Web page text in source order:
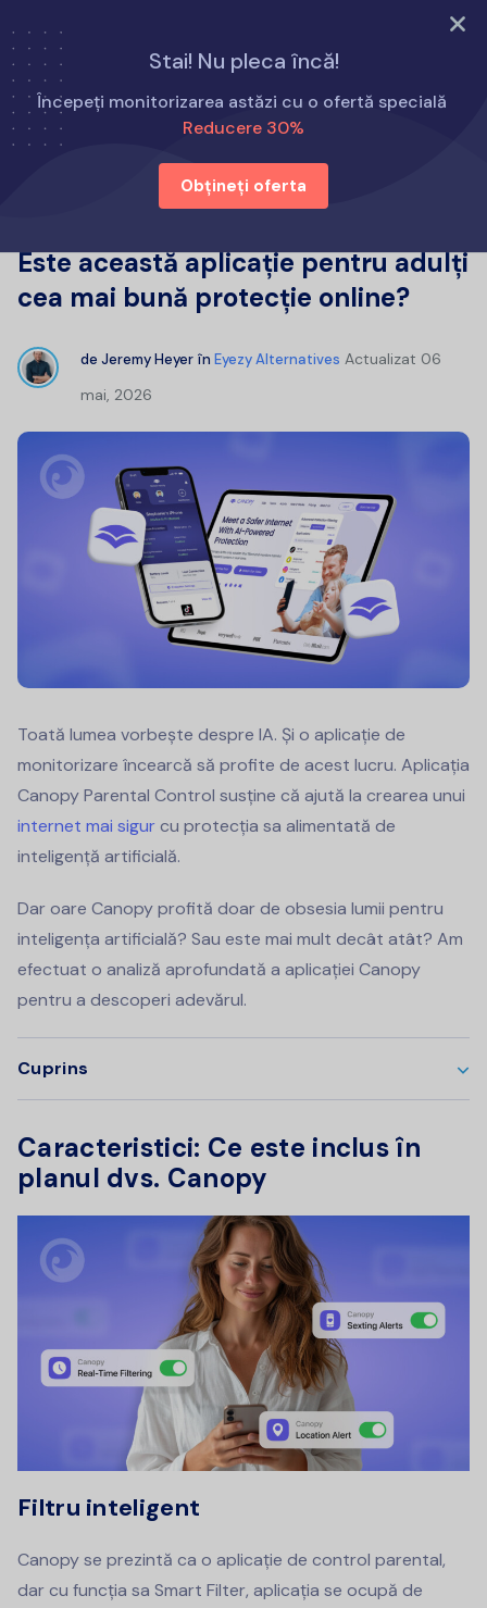
Încearcă acum
Stai! Nu pleca încă!
Începeți monitorizarea astăzi cu o ofertă specială
Reducere 30%
Obțineți oferta
Acasă
Alternative la Eyezy
Recenzii pentru aplicația Canopy: Este această aplicație
pentru adulți cea mai bună protecție online?
Este această aplicație pentru adulți
cea mai bună protecție online?
de Jeremy Heyer în Eyezy Alternatives Actualizat 06
mai, 2026
Toată lumea vorbește despre IA. Și o aplicație de
monitorizare încearcă să profite de acest lucru. Aplicația
Canopy Parental Control susține că ajută la crearea unui
internet mai sigurcu protecția sa alimentată de
inteligență artificială.
Dar oare Canopy profită doar de obsesia lumii pentru
inteligența artificială? Sau este mai mult decât atât? Am
efectuat o analiză aprofundată a aplicației Canopy
pentru a descoperi adevărul.
Cuprins
Caracteristici: Ce este inclus în
planul dvs. Canopy
Filtru inteligent
Canopy se prezintă ca o aplicație de control parental,
dar cu funcția sa Smart Filter, aplicația se ocupă de